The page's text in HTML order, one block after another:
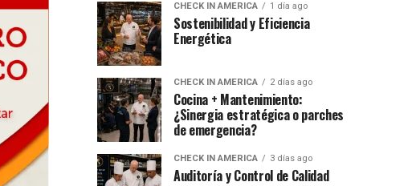
CHECK IN AMERICA 1 día ago
Sostenibilidad y Eficiencia
Energética
CHECK IN AMERICA 2 días ago
Cocina + Mantenimiento:
¿Sinergia estratégica o parches
de emergencia?
CHECK IN AMERICA 3 días ago
Auditoría y Control de Calidad